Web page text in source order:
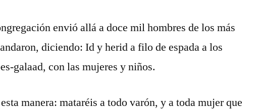
envió allá a doce mil hombres de los más
diciendo: Id y herid a filo de espada a los
galaad, con las mujeres y niños.
manera: mataréis a todo varón, y a toda mujer que